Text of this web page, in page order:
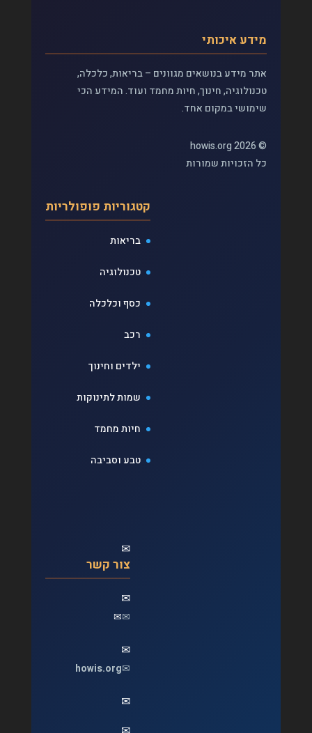
מידע איכותי
אתר מידע בנושאים מגוונים – בריאות, כלכלה,
טכנולוגיה, חינוך, חיות מחמד ועוד. המידע הכי
שימושי במקום אחד.
© 2026 howis.org
כל הזכויות שמורות
קטגוריות פופולריות
בריאות
טכנולוגיה
כסף וכלכלה
רכב
ילדים וחינוך
שמות לתינוקות
חיות מחמד
טבע וסביבה
✉
צור קשר
✉
✉
✉
✉
✉
howis.org
✉